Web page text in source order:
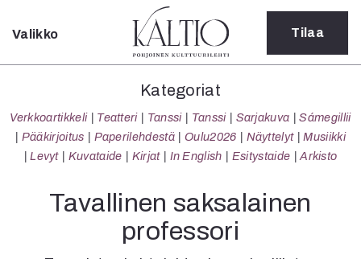
Sulje
Kategoriat
Verkkoartikkeli
Teatteri
Tanssi
Sarjakuva
Sámegillii
Pääkirjoitus
Valikko Tilaa
Kategoriat
Verkkoartikkeli Teatteri Tanssi Tanssi Sarjakuva
Sámegillii
Pääkirjoitus
Paperilehdestä Oulu2026 Näyttelyt
Musiikki
Levyt
Kuvataide Kirjat In English Esitystaide Arkisto
Tavallinen saksalainen
professori